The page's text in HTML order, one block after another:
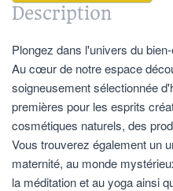
Description
Plongez dans l'univers du
Au cœur de notre espace
soigneusement sélectionnée
premières pour les esprits
cosmétiques naturels, des
Vous trouverez également un
maternité, au monde
la méditation et au yoga ainsi